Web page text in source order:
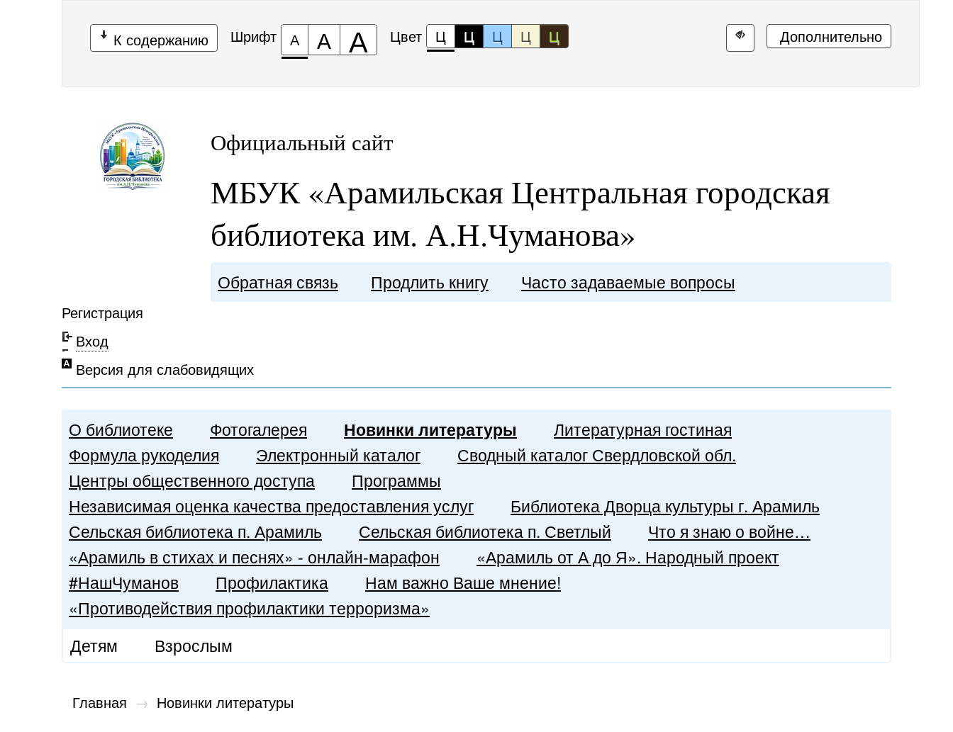
К содержанию Шрифт А А А Цвет Ц Ц Ц Ц Ц Дополнительно
Официальный сайт
МБУК «Арамильская Центральная городская
библиотека им. А.Н.Чуманова»
Обратная связь Продлить книгу Часто задаваемые вопросы
Регистрация
Вход
Версия для слабовидящих
О библиотеке Фотогалерея Новинки литературы
Литературная гостиная
Формула рукоделия
Электронный каталог
Сводный каталог Свердловской обл.
Центры общественного доступа
Программы
Независимая оценка качества предоставления услуг
Библиотека Дворца культуры г. Арамиль
Сельская библиотека п. Арамиль
Сельская библиотека п. Светлый
Что я знаю о войне…
«Арамиль в стихах и песнях» - онлайн-марафон
«Арамиль от А до Я». Народный проект
#НашЧуманов
Профилактика
Нам важно Ваше мнение!
«Противодействия профилактики терроризма»
Детям
Взрослым
Главная → Новинки литературы